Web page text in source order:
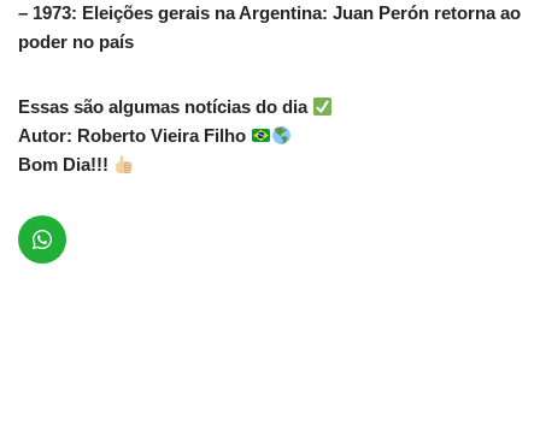
– 1973: Eleições gerais na Argentina: Juan Perón retorna ao
poder no país
Essas são algumas notícias do dia
Autor: Roberto Vieira Filho
Bom Dia!!!